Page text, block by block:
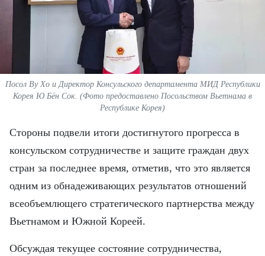
ВСТРЕЧИ - ДИАЛОГИ
ДОСЬЕ И МАТЕРИАЛЫ
О ГАЗЕТЕ «НЯНЗАН»
TIẾNG VIỆT
ENGLISH
中文
FRANÇAIS
Посол Ву Хо и Директор Консульского департамента МИД Республики
Корея Ю Бён Сок. (Фото предоставлено Посольством Вьетнама в
Республике Корея)
Стороны подвели итоги достигнутого прогресса в
консульском сотрудничестве и защите граждан двух
стран за последнее время, отметив, что это является
одним из обнадеживающих результатов отношений
всеобъемлющего стратегического партнерства между
Вьетнамом и Южной Кореей.
Обсуждая текущее состояние сотрудничества,